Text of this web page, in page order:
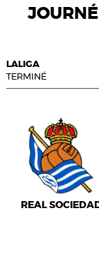
LALIGA
TERMINÉ
REAL